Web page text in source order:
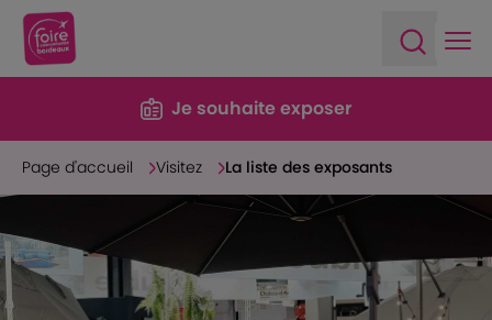
Je souhaite exposer
Page d'accueil Visitez La liste des exposants